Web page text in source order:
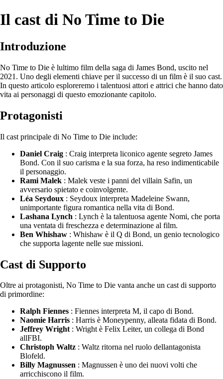
Il cast di No Time to Die
Introduzione
No Time to Die è lultimo film della saga di James Bond, uscito nel
2021. Uno degli elementi chiave per il successo di un film è il suo cast.
In questo articolo esploreremo i talentuosi attori e attrici che hanno dato
vita ai personaggi di questo emozionante capitolo.
Protagonisti
Il cast principale di No Time to Die include:
Daniel Craig : Craig interpreta liconico agente segreto James
Bond. Con il suo carisma e la sua forza, ha reso indimenticabile
il personaggio.
Rami Malek : Malek veste i panni del villain Safin, un
avversario spietato e coinvolgente.
Léa Seydoux : Seydoux interpreta Madeleine Swann,
unimportante figura romantica nella vita di Bond.
Lashana Lynch : Lynch è la talentuosa agente Nomi, che porta
una ventata di freschezza e determinazione al film.
Ben Whishaw : Whishaw è il Q di Bond, un genio tecnologico
che supporta lagente nelle sue missioni.
Cast di Supporto
Oltre ai protagonisti, No Time to Die vanta anche un cast di supporto
di primordine:
Ralph Fiennes : Fiennes interpreta M, il capo di Bond.
Naomie Harris : Harris è Moneypenny, alleata fidata di Bond.
Jeffrey Wright: Wright è Felix Leiter, un collega di Bond
allFBI.
Christoph Waltz : Waltz ritorna nel ruolo dellantagonista
Blofeld.
Billy Magnussen : Magnussen è uno dei nuovi volti che
arricchiscono il film.